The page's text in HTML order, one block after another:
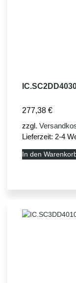
277,38 €
zzgl.
Lieferzeit: 2-4
In den